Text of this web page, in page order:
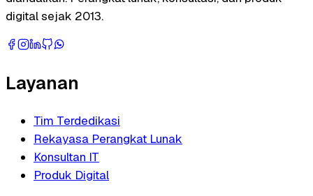
digital sejak 2013.
Layanan
Tim Terdedikasi
Rekayasa Perangkat Lunak
Konsultan IT
Produk Digital